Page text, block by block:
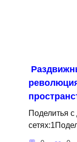
Поделитья